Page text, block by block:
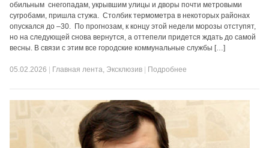
обильным снегопадам, укрывшим улицы и дворы почти метровыми
сугробами, пришла стужа. Столбик термометра в некоторых районах
опускался до –30. По прогнозам, к концу этой недели морозы отступят,
но на следующей снова вернутся, а оттепели придется ждать до самой
весны. В связи с этим все городские коммунальные службы […]
05.02.2026 Главная лента, Эксклюзив Подробнее